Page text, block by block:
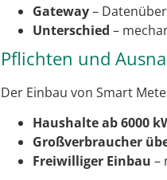
Gateway–
Unterschied –
Pflichten und
Der Einbau von Smart
Haushalte ab 6000
Großverbraucher
Freiwilliger Einbau –